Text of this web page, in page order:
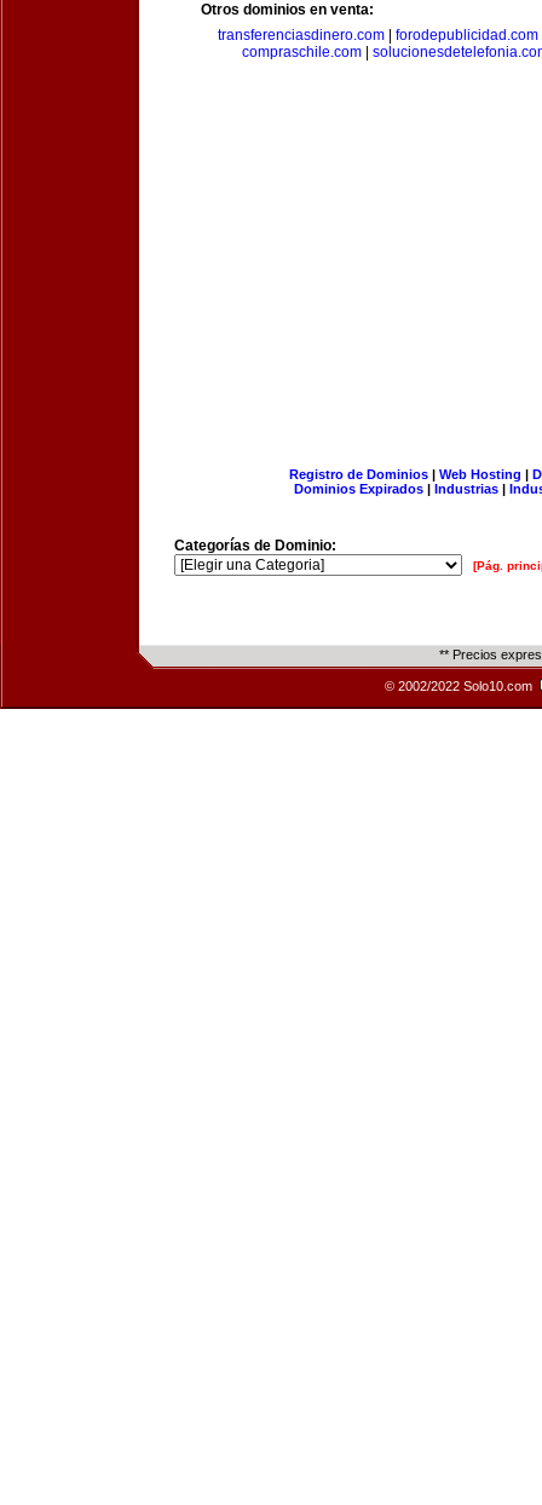
Otros dominios en venta:
transferenciasdinero.com
forodepublicidad.com
compraschile.com
Registro de Dominios| Web Hosting |
Dominios Expirados | Industrias |
Categorías de Dominio:
[Pág.
** Precios
© 2002/2022 Solo10.com